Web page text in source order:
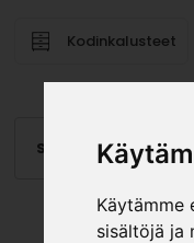
Käytämme
sisältöjä ja
Kodinkalusteet
Saranat